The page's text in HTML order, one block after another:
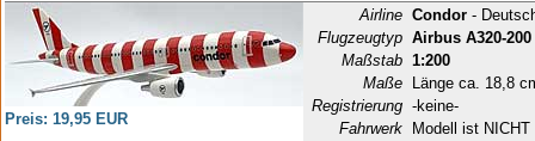
Preis: 19,95 EUR
Airline Condor -
Flugzeugtyp Airbus A320-200
Maßstab 1:200
Maße
Länge ca. 18,8
Registrierung -keine-
Fahrwerk
Modell ist